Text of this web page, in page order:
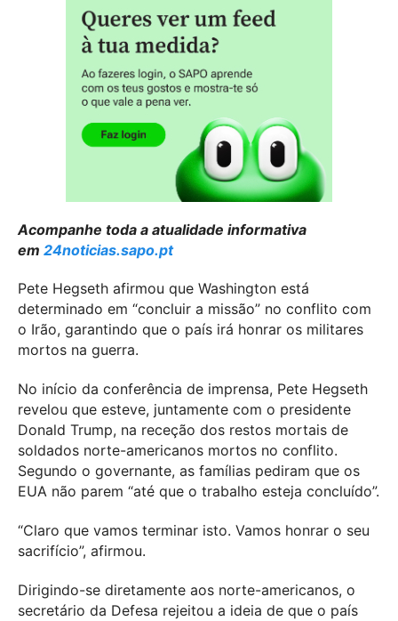
Acompanhe toda a atualidade informativa
em 24noticias.sapo.pt
Pete Hegseth afirmou que Washington está
determinado em “concluir a missão” no conflito com
o Irão, garantindo que o país irá honrar os militares
mortos na guerra.
No início da conferência de imprensa, Pete Hegseth
revelou que esteve, juntamente com o presidente
Donald Trump, na receção dos restos mortais de
soldados norte-americanos mortos no conflito.
Segundo o governante, as famílias pediram que os
EUA não parem “até que o trabalho esteja concluído”.
“Claro que vamos terminar isto. Vamos honrar o seu
sacrifício”, afirmou.
Dirigindo-se diretamente aos norte-americanos, o
secretário da Defesa rejeitou a ideia de que o país